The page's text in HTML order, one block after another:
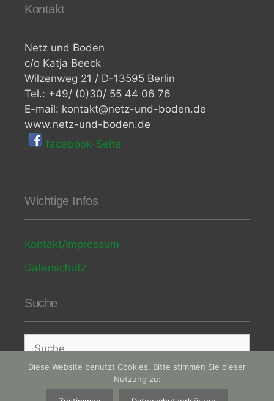
Kontakt
Netz und Boden
c/o Katja Beeck
Wilzenweg 21 / D-13595 Berlin
Tel.: +49/ (0)30/ 55 44 06 76
E-mail: kontakt@netz-und-boden.de
www.netz-und-boden.de
facebook-Seite
Wichtige Infos
Kontakt/Impressum
Datenschutz
Suche
Diese Website benutzt Cookies. Bitte stimmen Sie dieser
Nutzung zu: